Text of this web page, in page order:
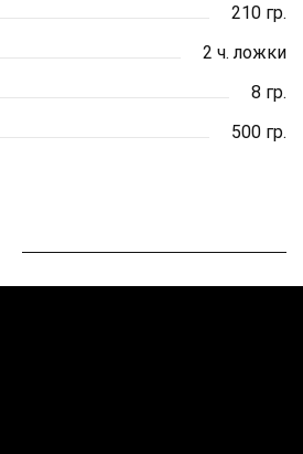
210 гр.
2 ч. ложки
8 гр.
500 гр.